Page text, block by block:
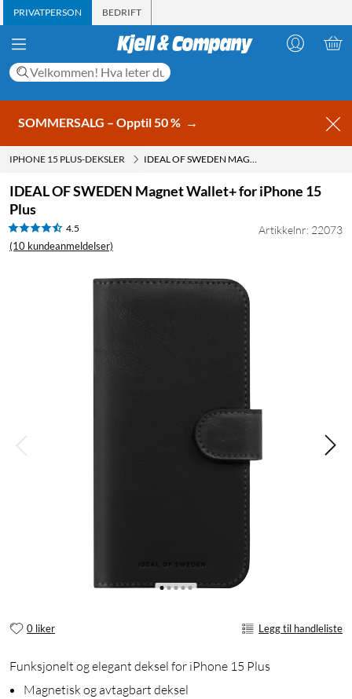
PRIVATPERSON BEDRIFT
SOMMERSALG – Opptil 50 % →
IPHONE 15 PLUS-DEKSLER IDEAL OF SWEDEN MAGNET WALLET+ FOR IPHONE 15 PLUS
IDEAL OF SWEDEN Magnet Wallet+ for iPhone 15
Plus
4.5
(10 kundeanmeldelser)
Artikkelnr: 22073
0 liker Legg til handleliste
Funksjonelt og elegant deksel for iPhone 15 Plus
Magnetisk og avtagbart deksel